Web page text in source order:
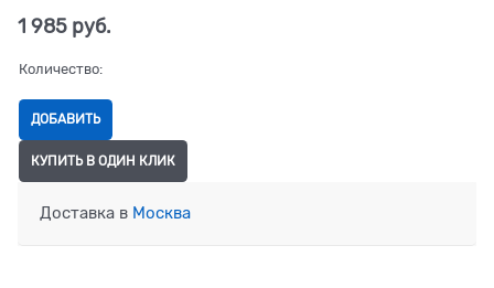
1 985 руб.
Количество:
ДОБАВИТЬ
КУПИТЬ В ОДИН КЛИК
Доставка в Москва